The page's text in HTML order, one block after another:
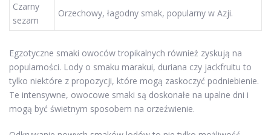
Czarny
sezam
Orzechowy, łagodny smak, popularny w Azji.
Egzotyczne smaki owoców tropikalnych również zyskują na
popularności. Lody o smaku marakui, duriana czy jackfruitu to
tylko niektóre z propozycji, które mogą zaskoczyć podniebienie.
Te intensywne, owocowe smaki są doskonałe na upalne dni i
mogą być świetnym sposobem na orzeźwienie.